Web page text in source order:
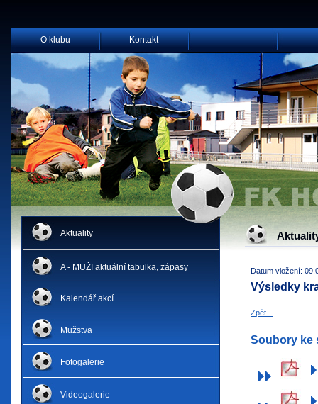
O klubu Kontakt
Aktuality
A - MUŽI aktuální tabulka, zápasy
Kalendář akcí
Mužstva
Fotogalerie
Videogalerie
Datum vložení:
Výsledky
Zpět...
Soubory ke